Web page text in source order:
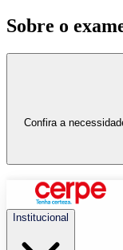
Sobre o
Confira a
Institucional